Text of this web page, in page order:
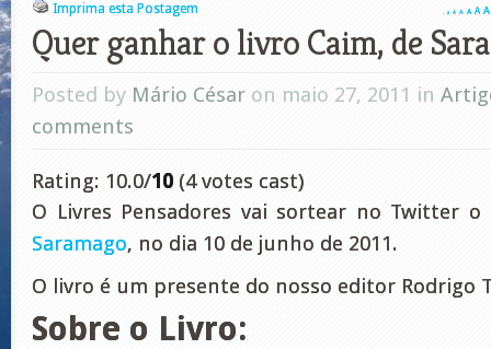
Imprima esta Postagem A A A A A A A
Quer ganhar o livro Caim, de
Posted by Mário César on maio 27, 2011 in
comments
Rating: 10.0/10 (4 votes cast)
O Livres Pensadores vai sortear no Twitter o
Saramago, no dia 10 de junho de 2011.
O livro é um presente do nosso editor Rodrigo
Sobre o Livro: